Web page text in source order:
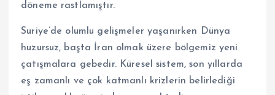
döneme rastlamıştır.
Suriye’de olumlu gelişmeler yaşanırken Dünya
huzursuz, başta İran olmak üzere bölgemiz yeni
çatışmalara gebedir. Küresel sistem, son yıllarda
eş zamanlı ve çok katmanlı krizlerin belirlediği